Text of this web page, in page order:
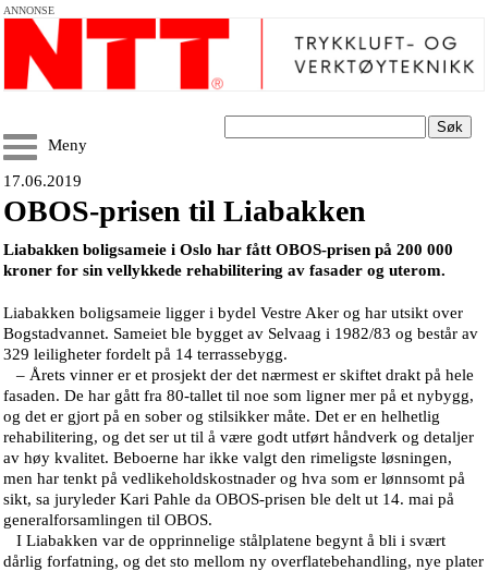
ANNONSE
Søk
Meny
17.06.2019
OBOS-prisen til Liabakken
Liabakken boligsameie i Oslo har fått OBOS-prisen på 200 000
kroner for sin vellykkede rehabilitering av fasader og uterom.
Liabakken boligsameie ligger i bydel Vestre Aker og har utsikt over
Bogstadvannet. Sameiet ble bygget av Selvaag i 1982/83 og består av
329 leiligheter fordelt på 14 terrassebygg.
– Årets vinner er et prosjekt der det nærmest er skiftet drakt på hele
fasaden. De har gått fra 80-tallet til noe som ligner mer på et nybygg,
og det er gjort på en sober og stilsikker måte. Det er en helhetlig
rehabilitering, og det ser ut til å være godt utført håndverk og detaljer
av høy kvalitet. Beboerne har ikke valgt den rimeligste løsningen,
men har tenkt på vedlikeholdskostnader og hva som er lønnsomt på
sikt, sa juryleder Kari Pahle da OBOS-prisen ble delt ut 14. mai på
generalforsamlingen til OBOS.
I Liabakken var de opprinnelige stålplatene begynt å bli i svært
dårlig forfatning, og det sto mellom ny overflatebehandling, nye plater